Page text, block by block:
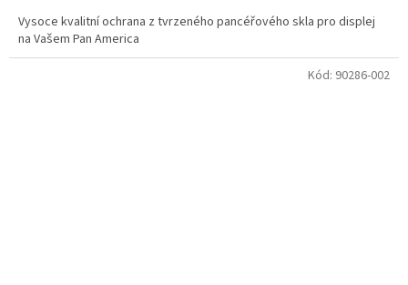
Vysoce kvalitní ochrana z tvrzeného pancéřového skla pro displej
na Vašem Pan America
Kód: 90286-002